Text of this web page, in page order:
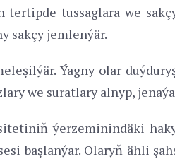
tussaglara we
sakçy jemlenýär.
Ýagny olar
we suratlary alnyp,
ýerzeminindäki
başlanýar. Olaryň ähli